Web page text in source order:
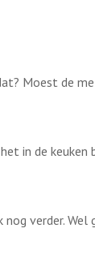
Moest de
in de
verder.